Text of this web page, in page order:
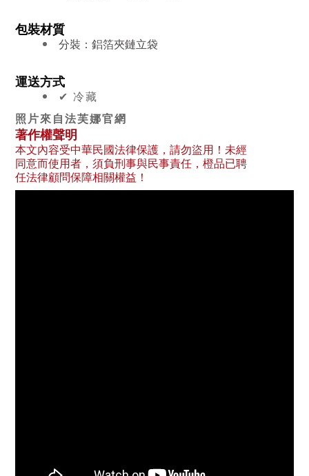
包裝材質
分裝：鋁箔夾鏈立袋
運送方式
✔︎ 冷藏
照片來自法芙娜官網
著作權聲明
本文內容受中華民國法律保護，請勿盜用！未經
同意而使用者，須負刑事與民事責任，橙品已聘
任法律顧問保障相關權益！